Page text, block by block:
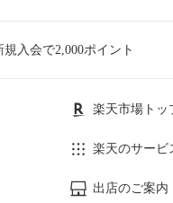
入会で2,000ポイント
楽天市場トッ
楽天のサービ
出店のご案内